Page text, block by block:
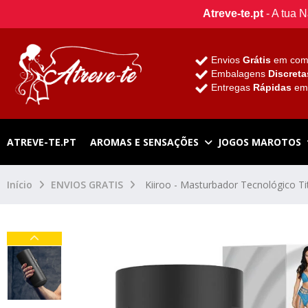
Atreve-te.pt- A tua
Envios Grátis em
Embalagens
Entregas Rápidas em
ATREVE-TE.PT AROMAS E SENSAÇÕES JOGOS MAROTOS
Início ENVIOS GRATIS Kiiroo - Masturbador Tecnológico